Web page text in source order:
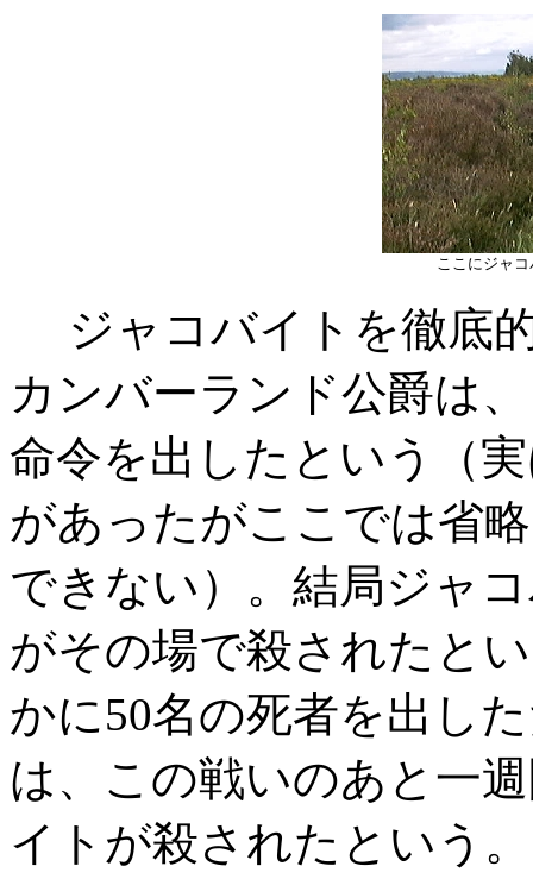
ここにジャ
ジャコバイトを徹底
カンバーランド公爵は
命令を出したという（
があったがここでは省
できない）。結局ジャ
がその場で殺されたと
かに50名の死者を出し
は、この戦いのあと一
イトが殺されたという